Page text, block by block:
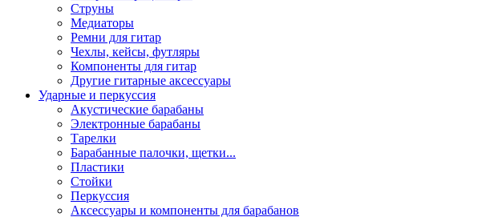
Струны
Медиаторы
Ремни для гитар
Чехлы, кейсы, футляры
Компоненты для гитар
Другие гитарные аксессуары
Ударные и перкуссия
Акустические барабаны
Электронные барабаны
Тарелки
Барабанные палочки, щетки...
Пластики
Стойки
Перкуссия
Аксессуары и компоненты для барабанов